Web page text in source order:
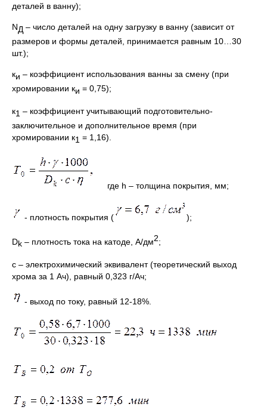
деталей в ванну);
NД – число деталей на одну загрузку в ванну (зависит от
размеров и формы деталей, принимается равным 10…30
шт.);
ки – коэффициент использования ванны за смену (при
хромировании ки = 0,75);
к1 – коэффициент учитывающий подготовительно-
заключительное и дополнительное время (при
хромировании к1 = 1,16).
где h – толщина покрытия, мм;
- плотность покрытия ( );
Dk – плотность тока на катоде, А/дм2;
с – электрохимический эквивалент (теоретический выход
хрома за 1 Ач), равный 0,323 г/Ач;
- выход по току, равный 12-18%.